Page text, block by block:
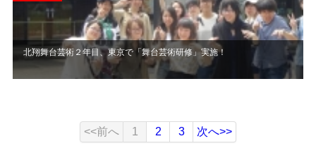
北翔舞台芸術２年目、東京で「舞台芸術研修」実施！
<<前へ 1 2 3 次へ>>